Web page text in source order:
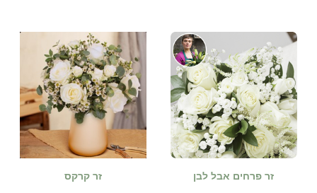
זר קרקס
זר פרחים אבל לבן